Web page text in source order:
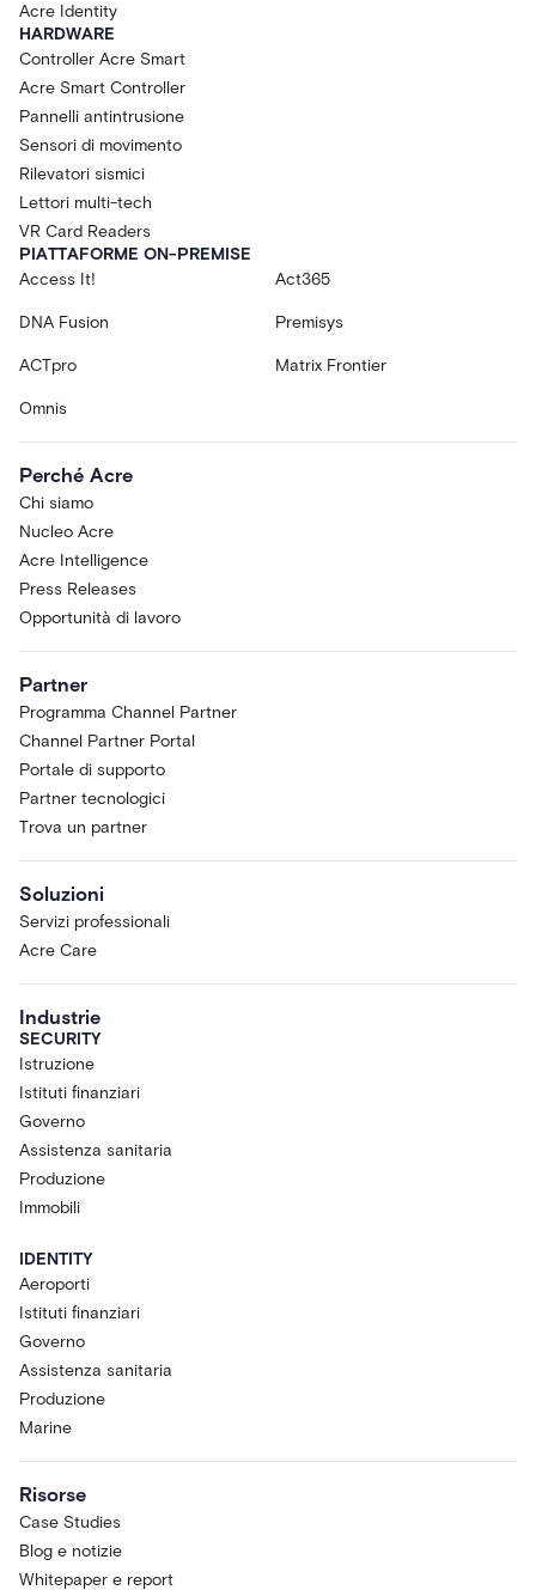
Acre Identity
HARDWARE
Controller Acre Smart
Acre Smart Controller
Pannelli antintrusione
Sensori di movimento
Rilevatori sismici
Lettori multi-tech
VR Card Readers
PIATTAFORME ON-PREMISE
Access It!
Act365
DNA Fusion Premisys
ACTpro Matrix Frontier
Omnis
Perché Acre
Chi siamo
Nucleo Acre
Acre Intelligence
Press Releases
Opportunità di lavoro
Partner
Programma Channel Partner
Channel Partner Portal
Portale di supporto
Partner tecnologici
Trova un partner
Soluzioni
Servizi professionali
Acre Care
Industrie
SECURITY
Istruzione
Istituti finanziari
Governo
Assistenza sanitaria
Produzione
Immobili
IDENTITY
Aeroporti
Istituti finanziari
Governo
Assistenza sanitaria
Produzione
Marine
Risorse
Case Studies
Blog e notizie
Whitepaper e report